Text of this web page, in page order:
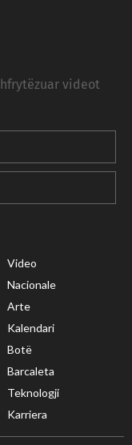
videot
Video
Nacionale
Arte
Kalendari
Botë
Barcaleta
Teknologji
Karriera